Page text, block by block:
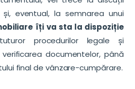
eventual, la semnarea unui
îți va sta la dispoziție
procedurilor legale și
documentelor, până
final de vânzare-cumpărare.